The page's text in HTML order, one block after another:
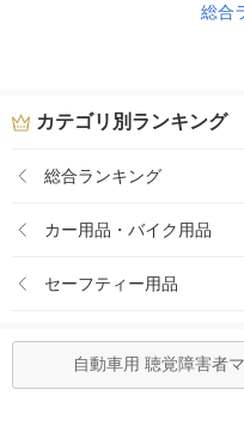
総合
カテゴリ別ランキング
総合ランキング
カー用品・バイク用品
セーフティー用品
自動車用 聴覚障害者